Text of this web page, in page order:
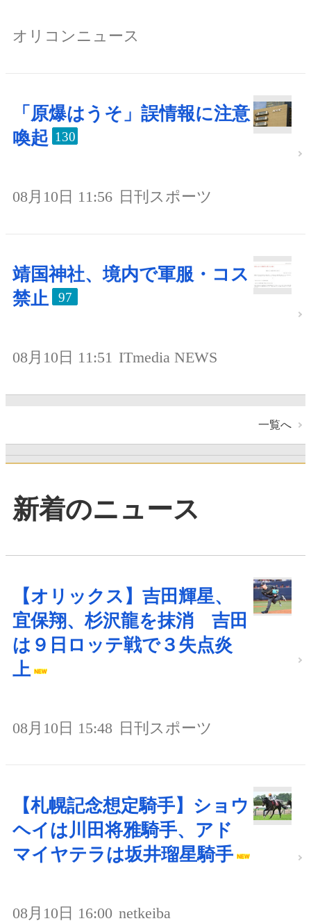
オリコンニュース
「原爆はうそ」誤情報に注意
喚起 130
08月10日 11:56 日刊スポーツ
靖国神社、境内で軍服・コス
禁止
97
08月10日 11:51 ITmedia NEWS
一覧へ
新着のニュース
【オリックス】吉田輝星、
宜保翔、杉沢龍を抹消 吉田
は９日ロッテ戦で３失点炎
上
08月10日 15:48 日刊スポーツ
【札幌記念想定騎手】ショウ
ヘイは川田将雅騎手、アド
マイヤテラは坂井瑠星騎手
08月10日 16:00 netkeiba